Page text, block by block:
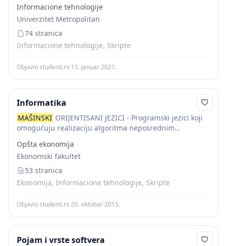
ugrađeih jednostavnih mašinskih instrukcija. Ove
instrukcije su u obliku...
Informacione tehnologije
Univerzitet Metropolitan
74 stranica
Informacione tehnologije, Skripte
Objavio studenti.rs·15. januar 2021.
Informatika
MAŠINSKI ORIJENTISANI JEZICI - Programski jezici koji
omogućuju realizaciju algoritma neposrednim
nazivaju semašinski
postoji poseban program...
Opšta ekonomija
Ekonomski fakultet
53 stranica
Ekonomija, Informacione tehnologije, Skripte
Objavio studenti.rs·20. oktobar 2015.
Pojam i vrste softvera